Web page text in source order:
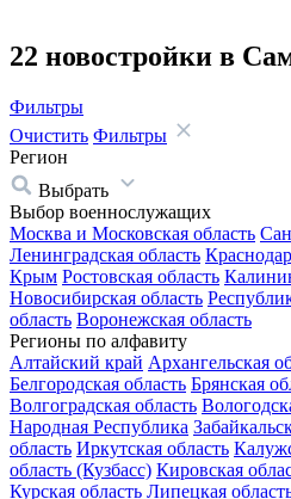
22 новостройки в
Фильтры
Очистить Фильтры
Регион
Выбрать
Выбор военнослужащих
Москва и Московская область
Ленинградская область
Крым Ростовская область
Новосибирская область
область Воронежская область
Регионы по алфавиту
Алтайский край Архангельская
Белгородская область Брянская
Волгоградская область
Народная Республика
область Иркутская область
область (Кузбасс) Кировская
Курская область Липецкая